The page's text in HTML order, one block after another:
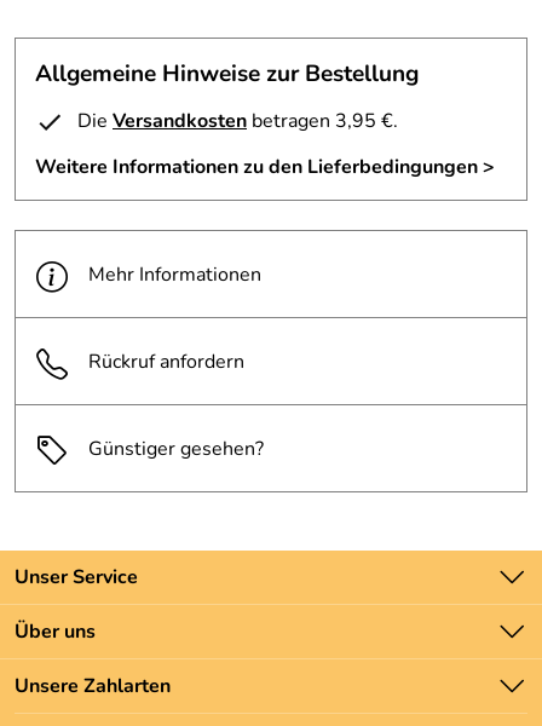
Allgemeine Hinweise zur Bestellung
Die Versandkosten betragen 3,95 €.
Weitere Informationen zu den Lieferbedingungen >
Mehr Informationen
Rückruf anfordern
Günstiger gesehen?
Unser Service
Kontakt
Batteriegesetz
Newsletter
Über uns
Unsere Bestseller
Marken
Unsere Zahlarten